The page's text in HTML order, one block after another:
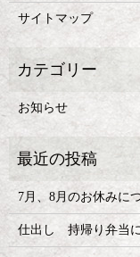
サイトマップ
お知らせ
7月、8月のお休みに
仕出し 持帰り弁当